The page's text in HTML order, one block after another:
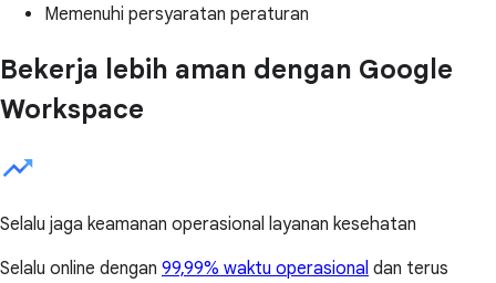
Memenuhi persyaratan peraturan
Bekerja lebih aman dengan Google
Workspace
Selalu jaga keamanan operasional layanan kesehatan
Selalu online dengan 99,99% waktu operasional dan terus